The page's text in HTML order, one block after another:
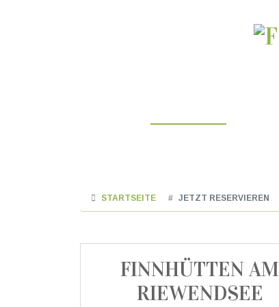
STARTSEITE JETZT RESERVIEREN
FINNHÜTTEN AM
RIEWENDSEE